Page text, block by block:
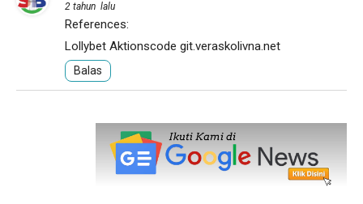
2 tahun lalu
References:
Lollybet Aktionscode git.veraskolivna.net
Balas